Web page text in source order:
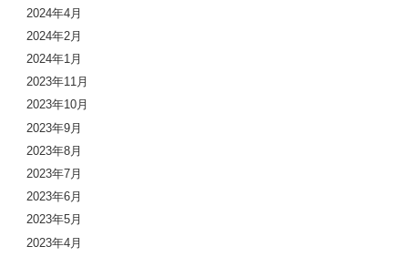
2024年4月
2024年2月
2024年1月
2023年11月
2023年10月
2023年9月
2023年8月
2023年7月
2023年6月
2023年5月
2023年4月